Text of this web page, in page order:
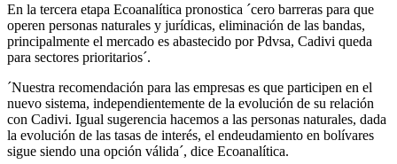
En la tercera etapa Ecoanalítica pronostica ´cero barreras para que
operen personas naturales y jurídicas, eliminación de las bandas,
principalmente el mercado es abastecido por Pdvsa, Cadivi queda
para sectores prioritarios´.
´Nuestra recomendación para las empresas es que participen en el
nuevo sistema, independientemente de la evolución de su relación
con Cadivi. Igual sugerencia hacemos a las personas naturales, dada
la evolución de las tasas de interés, el endeudamiento en bolívares
sigue siendo una opción válida´, dice Ecoanalítica.